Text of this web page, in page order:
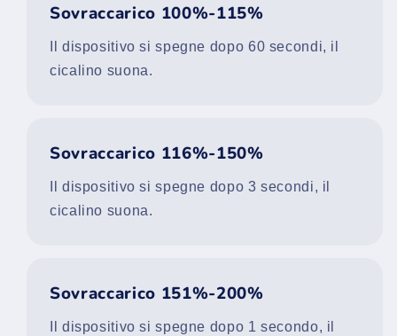
Sovraccarico 100%-115%
Il dispositivo si spegne dopo 60 secondi, il
cicalino suona.
Sovraccarico 116%-150%
Il dispositivo si spegne dopo 3 secondi, il
cicalino suona.
Sovraccarico 151%-200%
Il dispositivo si spegne dopo 1 secondo, il